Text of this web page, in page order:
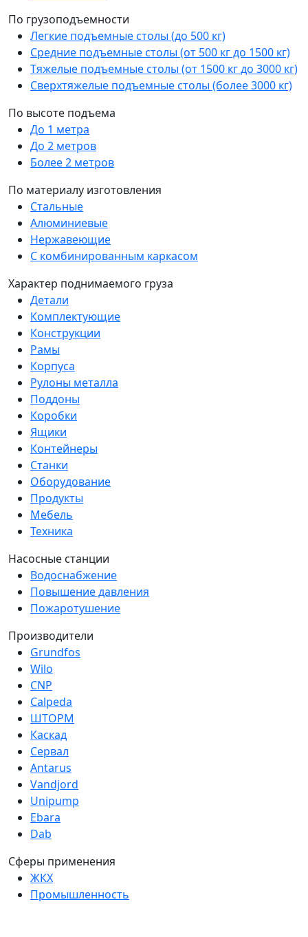
По грузоподъемности
Легкие подъемные столы (до 500 кг)
Средние подъемные столы (от 500 кг до 1500 кг)
Тяжелые подъемные столы (от 1500 кг до 3000 кг)
Сверхтяжелые подъемные столы (более 3000 кг)
По высоте подъема
До 1 метра
До 2 метров
Более 2 метров
По материалу изготовления
Стальные
Алюминиевые
Нержавеющие
С комбинированным каркасом
Характер поднимаемого груза
Детали
Комплектующие
Конструкции
Рамы
Корпуса
Рулоны металла
Поддоны
Коробки
Ящики
Контейнеры
Станки
Оборудование
Продукты
Мебель
Техника
Насосные станции
Водоснабжение
Повышение давления
Пожаротушение
Производители
Grundfos
Wilo
CNP
Calpeda
ШТОРМ
Каскад
Сервал
Antarus
Vandjord
Unipump
Ebara
Dab
Сферы применения
ЖКХ
Промышленность